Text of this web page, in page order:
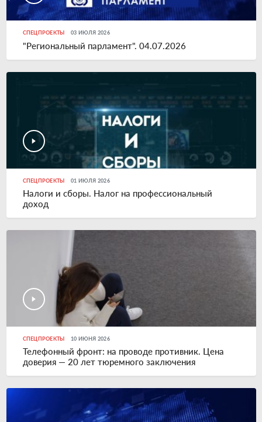
СПЕЦПРОЕКТЫ 03 ИЮЛЯ 2026
"Региональный парламент". 04.07.2026
СПЕЦПРОЕКТЫ 01 ИЮЛЯ 2026
Налоги и сборы. Налог на профессиональный
доход
СПЕЦПРОЕКТЫ 10 ИЮНЯ 2026
Телефонный фронт: на проводе противник. Цена
доверия — 20 лет тюремного заключения